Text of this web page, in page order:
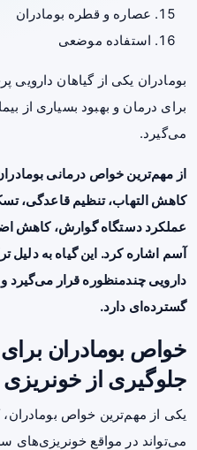
عصاره و قطره بومادران
استفاده موضعی
بومادران یکی از گیاهان
برای درمان و بهبود بسیاری از
می‌گیرد.
از مهم‌ترین خواص درمانی
کاهش التهاب، تنظیم قاعدگی،
عملکرد دستگاه گوارش، کاهش
آسم اشاره کرد. این گیاه به دلیل
دارویی چندمنظوره قرار می‌گیرد
گسترده‌ای دارد.
خواص بومادران
جلوگیری از خونریزی
یکی از مهم‌ترین خواص
می‌تواند در مواقع خونریزی‌های